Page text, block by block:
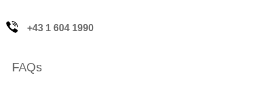
+43 1 604 1990
FAQs